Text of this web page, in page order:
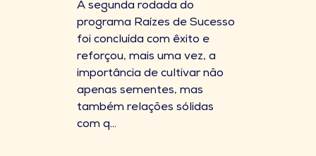
A segunda rodada do
programa Raízes de Sucesso
foi concluída com êxito e
reforçou, mais uma vez, a
importância de cultivar não
apenas sementes, mas
também relações sólidas
com q...